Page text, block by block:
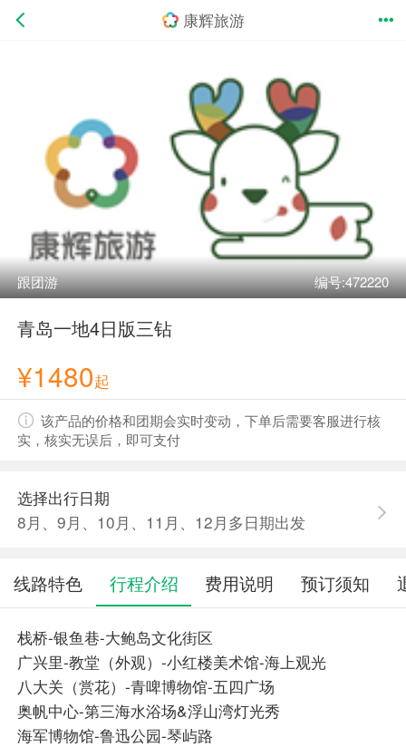
康辉旅游
跟团游 编号:472220
青岛一地4日版三钻
¥1480起
该产品的价格和团期会实时变动，下单后需要客服进行核
实，核实无误后，即可支付
选择出行日期
8月、9月、10月、11月、12月多日期出发
线路特色 行程介绍 费用说明 预订须知
栈桥-银鱼巷-大鲍岛文化街区
广兴里-教堂（外观）-小红楼美术馆-海上观光
八大关（赏花）-青啤博物馆-五四广场
奥帆中心-第三海水浴场&浮山湾灯光秀
海军博物馆-鲁迅公园-琴屿路